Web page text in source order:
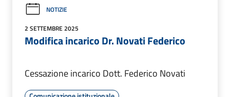
NOTIZIE
2 SETTEMBRE 2025
Modifica incarico Dr. Novati Federico
Cessazione incarico Dott. Federico Novati